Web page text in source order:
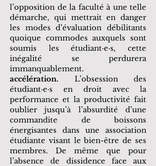
l’opposition de la faculté à une telle
démarche, qui mettrait en danger
les modes d’évaluation débilitants
quoique commodes auxquels sont
soumis les étudiant·e·s, cette
inégalité se perdurera
immanquablement.
accélération. L’obsession des
étudiant·e·s en droit avec la
performance et la productivité fait
oublier jusqu’à l’absurdité d’une
commandite de boissons
énergisantes dans une association
étudiante visant le bien-être de ses
membres. De même que pour
l’absence de dissidence face aux